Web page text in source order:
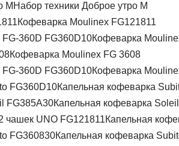
Набор техники Доброе утро M
Кофеварка Moulinex FG121811
Кофеварка
Кофеварка Moulinex FG 3608
Кофеварка
Капельная кофеварка
Капельная кофеварка
Капельная
Капельная кофеварка